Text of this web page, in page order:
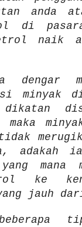
anda
di
naik
dengar
minyak
adakah
mana
ke
jauh